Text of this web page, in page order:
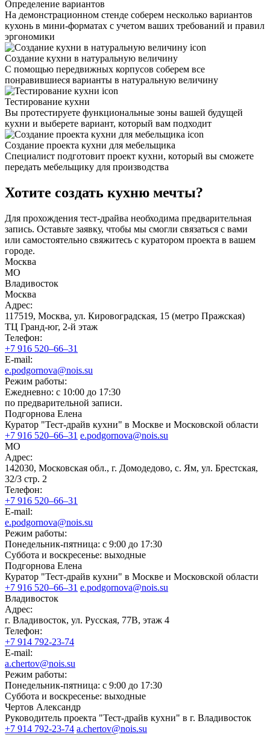
Определение вариантов
На демонстрационном стенде соберем несколько вариантов
кухонь в мини-форматах с учетом ваших требований и правил
эргономики
Создание кухни в натуральную величину
С помощью передвижных корпусов соберем все
понравившиеся варианты в натуральную величину
Тестирование кухни
Вы протестируете функциональные зоны вашей будущей
кухни и выберете вариант, который вам подходит
Создание проекта кухни для мебельщика
Специалист подготовит проект кухни, который вы сможете
передать мебельщику для производства
Хотите создать кухню мечты?
Для прохождения тест-драйва необходима предварительная
запись. Оставьте заявку, чтобы мы смогли связаться с вами
или самостоятельно свяжитесь с куратором проекта в вашем
городе.
Москва
МO
Владивосток
Москва
Адрес:
117519, Москва, ул. Кировоградская, 15 (метро Пражская)
ТЦ Гранд-юг, 2-й этаж
Телефон:
+7 916 520–66–31
E-mail:
e.podgornova@nois.su
Режим работы:
Ежедневно: с 10:00 до 17:30
по предварительной записи.
Подгорнова Елена
Куратор "Тест-драйв кухни" в Москве и Московской области
+7 916 520–66–31 e.podgornova@nois.su
МO
Адрес:
142030, Московская обл., г. Домодедово, с. Ям, ул. Брестская,
32/3 стр. 2
Телефон:
+7 916 520–66–31
E-mail:
e.podgornova@nois.su
Режим работы:
Понедельник-пятница: с 9:00 до 17:30
Суббота и воскресенье: выходные
Подгорнова Елена
Куратор "Тест-драйв кухни" в Москве и Московской области
+7 916 520–66–31 e.podgornova@nois.su
Владивосток
Адрес:
г. Владивосток, ул. Русская, 77В, этаж 4
Телефон:
+7 914 792-23-74
E-mail:
a.chertov@nois.su
Режим работы:
Понедельник-пятница: с 9:00 до 17:30
Суббота и воскресенье: выходные
Чертов Александр
Руководитель проекта "Тест-драйв кухни" в г. Владивосток
+7 914 792-23-74 a.chertov@nois.su